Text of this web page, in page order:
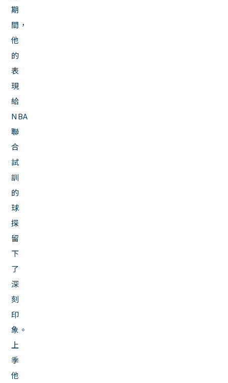
期
間，
他
的
表
現
給
NBA
聯
合
試
訓
的
球
探
留
下
了
深
刻
印
象。
上
季
他